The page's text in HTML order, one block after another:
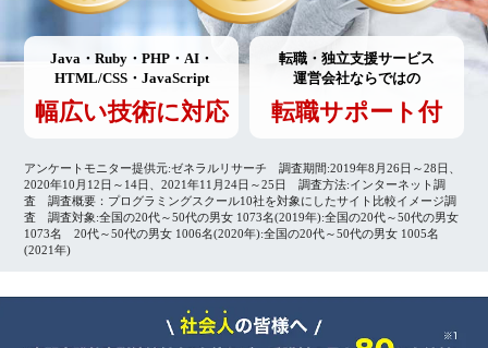
Java・Ruby・PHP・AI・
HTML/CSS・JavaScript
幅広い技術に対応
転職・独立支援サービス
運営会社ならではの
転職サポート付
アンケートモニター提供元:ゼネラルリサーチ 調査期間:2019年8月26日～28日、
2020年10月12日～14日、2021年11月24日～25日 調査方法:インターネット調
査 調査概要：プログラミングスクール10社を対象にしたサイト比較イメージ調
査 調査対象:全国の20代～50代の男女 1073名(2019年):全国の20代～50代の男女
1073名 20代～50代の男女 1006名(2020年):全国の20代～50代の男女 1005名
(2021年)